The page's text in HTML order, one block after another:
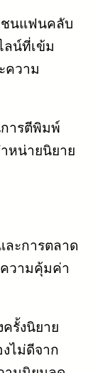
นแฟนคลับ
น์ที่เข้ม
ความ
ารตีพิมพ์
หน่ายนิยาย
ะการตลาด
วามคุ้มค่า
ครั้งนิยาย
ไม่ดีจาก